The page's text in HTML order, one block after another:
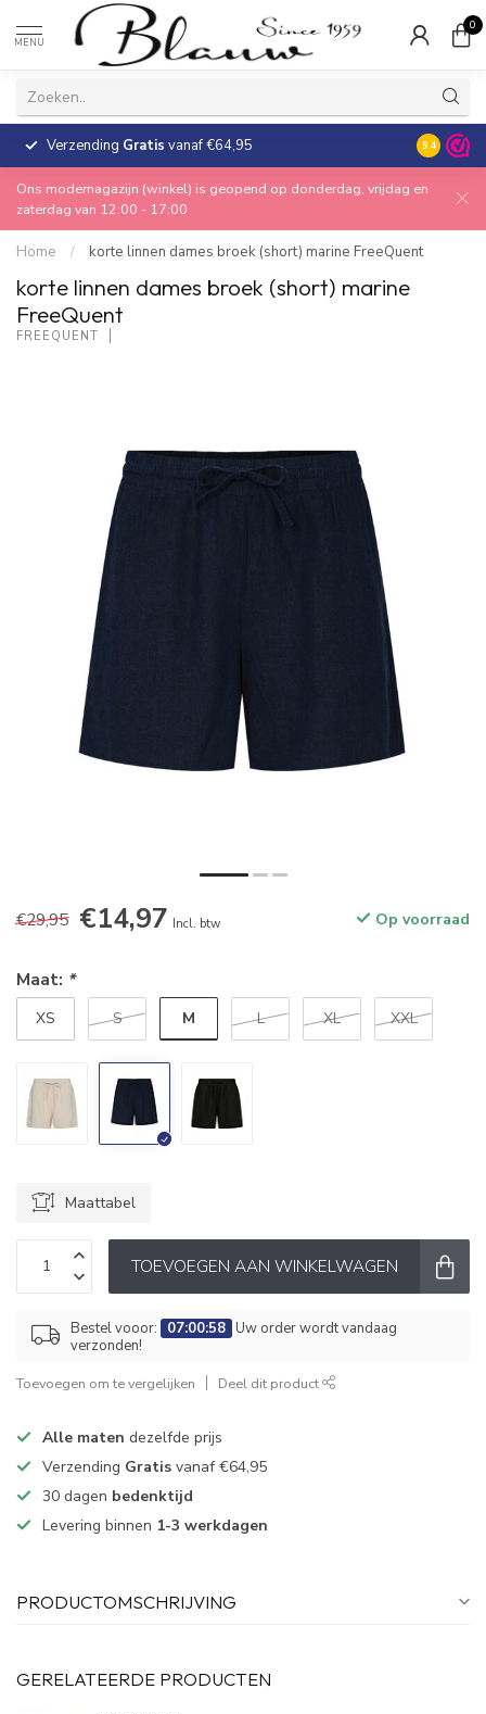
MENU
0
Verzending Gratis vanaf €64,95 30 dagen
9.4
Ons modemagazijn (winkel) is geopend op donderdag, vrijdag en
zaterdag van 12:00 - 17:00
Home / korte linnen dames broek (short) marine FreeQuent
korte linnen dames broek (short) marine
FreeQuent
FREEQUENT
€29,95 €14,97 Incl. btw Op voorraad
Maat: *
XS S M L XL XXL
Maattabel
TOEVOEGEN AAN WINKELWAGEN
Bestel vooor: 07:00:58 Uw order wordt vandaag
verzonden!
Toevoegen om te vergelijken Deel dit product
Alle maten dezelfde prijs
Verzending Gratis vanaf €64,95
30 dagen bedenktijd
Levering binnen 1-3 werkdagen
PRODUCTOMSCHRIJVING
GERELATEERDE PRODUCTEN